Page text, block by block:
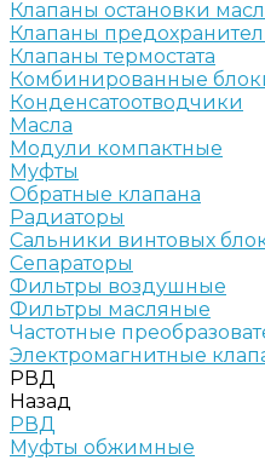
Клапаны остановки
Клапаны
Клапаны термостата
Комбинированные
Конденсатоотводчики
Масла
Модули компактные
Муфты
Обратные клапана
Радиаторы
Сальники винтовых
Сепараторы
Фильтры воздушные
Фильтры масляные
Частотные
Электромагнитные
РВД
Назад
РВД
Муфты обжимные